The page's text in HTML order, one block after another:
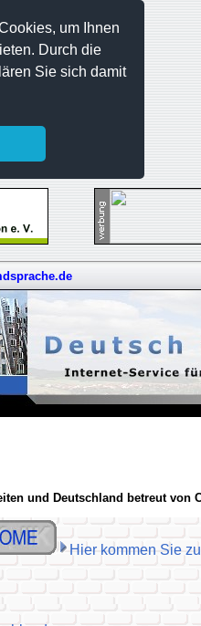
um Ihnen
Durch die
Sie sich damit
und Deutschland betreut von
Hier kommen Sie